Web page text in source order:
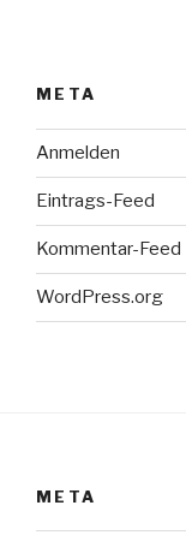
META
Anmelden
Eintrags-Feed
Kommentar-Feed
WordPress.org
META